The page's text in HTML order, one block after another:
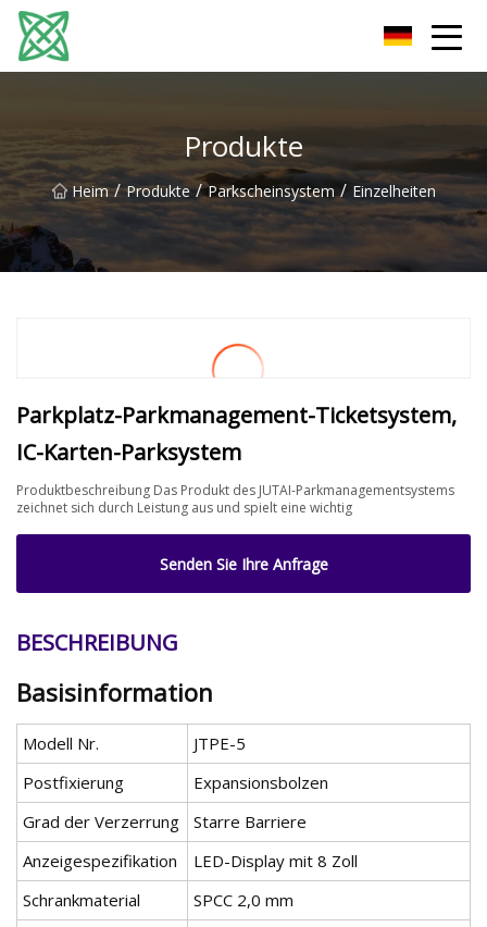
Produkte
Heim / Produkte / Parkscheinsystem / Einzelheiten
Parkplatz-Parkmanagement-Ticketsystem,
IC-Karten-Parksystem
Produktbeschreibung Das Produkt des JUTAI-Parkmanagementsystems
zeichnet sich durch Leistung aus und spielt eine wichtig
Senden Sie Ihre Anfrage
BESCHREIBUNG
Basisinformation
Modell Nr.
JTPE-5
Postfixierung
Expansionsbolzen
Grad der Verzerrung
Starre Barriere
Anzeigespezifikation
LED-Display mit 8 Zoll
Schrankmaterial
SPCC 2,0 mm